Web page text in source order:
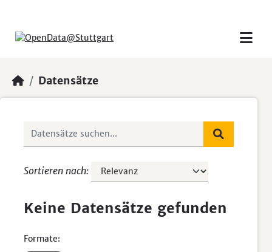
Datensätze
Sortieren nach
Keine Datensätze gefunden
Formate: